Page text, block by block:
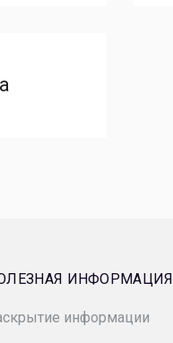
ИНФОРМАЦИЯ
информации